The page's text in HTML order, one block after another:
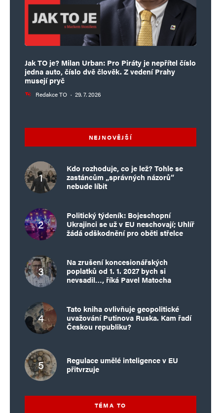
Jak TO je? Milan Urban: Pro Piráty je nepřítel číslo
jedna auto, číslo dvě člověk. Z vedení Prahy
musejí pryč
Redakce TO · 29. 7. 2026
NEJNOVĚJŠÍ
Kdo rozhoduje, co je lež? Tohle se
zastáncům „správných názorů“
nebude líbit
Politický týdeník: Bojeschopní
Ukrajinci se už v EU neschovají; Uhlíř
žádá odškodnění pro oběti střelce
Na zrušení koncesionářských
poplatků od 1. 1. 2027 bych si
nevsadil…, říká Pavel Matocha
Tato kniha ovlivňuje geopolitické
uvažování Putinova Ruska. Kam řadí
Českou republiku?
Regulace umělé inteligence v EU
přitvrzuje
TÉMA TO